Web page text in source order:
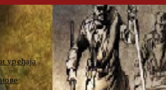
уређаја